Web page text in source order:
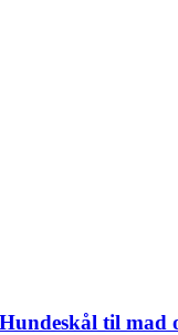
Hundeskål til mad